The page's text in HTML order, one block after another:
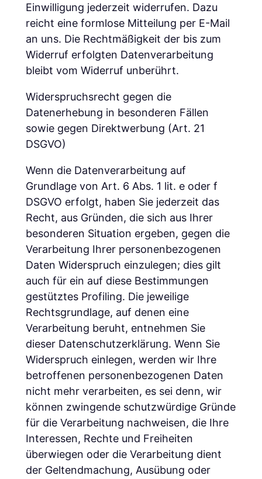
Einwilligung jederzeit widerrufen. Dazu
reicht eine formlose Mitteilung per E-Mail
an uns. Die Rechtmäßigkeit der bis zum
Widerruf erfolgten Datenverarbeitung
bleibt vom Widerruf unberührt.
Widerspruchsrecht gegen die
Datenerhebung in besonderen Fällen
sowie gegen Direktwerbung (Art. 21
DSGVO)
Wenn die Datenverarbeitung auf
Grundlage von Art. 6 Abs. 1 lit. e oder f
DSGVO erfolgt, haben Sie jederzeit das
Recht, aus Gründen, die sich aus Ihrer
besonderen Situation ergeben, gegen die
Verarbeitung Ihrer personenbezogenen
Daten Widerspruch einzulegen; dies gilt
auch für ein auf diese Bestimmungen
gestütztes Profiling. Die jeweilige
Rechtsgrundlage, auf denen eine
Verarbeitung beruht, entnehmen Sie
dieser Datenschutzerklärung. Wenn Sie
Widerspruch einlegen, werden wir Ihre
betroffenen personenbezogenen Daten
nicht mehr verarbeiten, es sei denn, wir
können zwingende schutzwürdige Gründe
für die Verarbeitung nachweisen, die Ihre
Interessen, Rechte und Freiheiten
überwiegen oder die Verarbeitung dient
der Geltendmachung, Ausübung oder